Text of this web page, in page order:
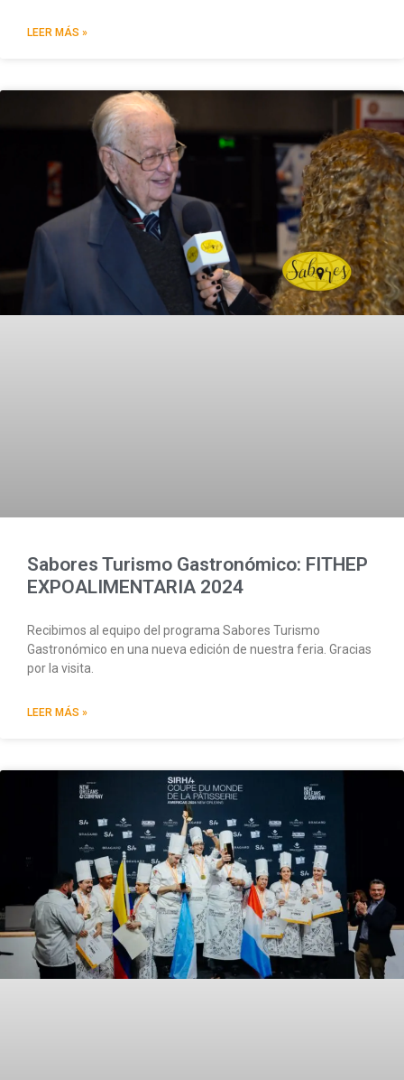
LEER MÁS »
Sabores Turismo Gastronómico: FITHEP
EXPOALIMENTARIA 2024
Recibimos al equipo del programa Sabores Turismo
Gastronómico en una nueva edición de nuestra feria. Gracias
por la visita.
LEER MÁS »